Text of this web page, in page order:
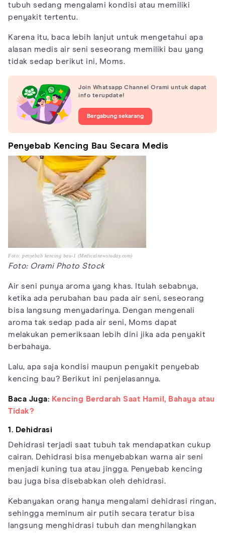
tubuh sedang mengalami kondisi atau memiliki
penyakit tertentu.
Karena itu, baca lebih lanjut untuk mengetahui apa
alasan medis air seni seseorang memiliki bau yang
tidak sedap berikut ini, Moms.
Join Whatsapp Channel Orami untuk dapat
info terupdate!
Bergabung sekarang
Penyebab Kencing Bau Secara Medis
Foto: penyebab kencing bau-1 (Medicalnewstoday.com)
Foto: Orami Photo Stock
Air seni punya aroma yang khas. Itulah sebabnya,
ketika ada perubahan bau pada air seni, seseorang
bisa langsung menyadarinya. Dengan mengenali
aroma tak sedap pada air seni, Moms dapat
melakukan pemeriksaan lebih dini jika ada penyakit
berbahaya.
Lalu, apa saja kondisi maupun penyakit penyebab
kencing bau? Berikut ini penjelasannya.
Baca Juga: Kencing Berdarah Saat Hamil, Bahaya atau
Tidak?
1. Dehidrasi
Dehidrasi terjadi saat tubuh tak mendapatkan cukup
cairan. Dehidrasi bisa menyebabkan warna air seni
menjadi kuning tua atau jingga. Penyebab kencing
bau juga bisa disebabkan oleh dehidrasi.
Kebanyakan orang hanya mengalami dehidrasi ringan,
sehingga meminum air putih secara teratur bisa
langsung menghidrasi tubuh dan menghilangkan